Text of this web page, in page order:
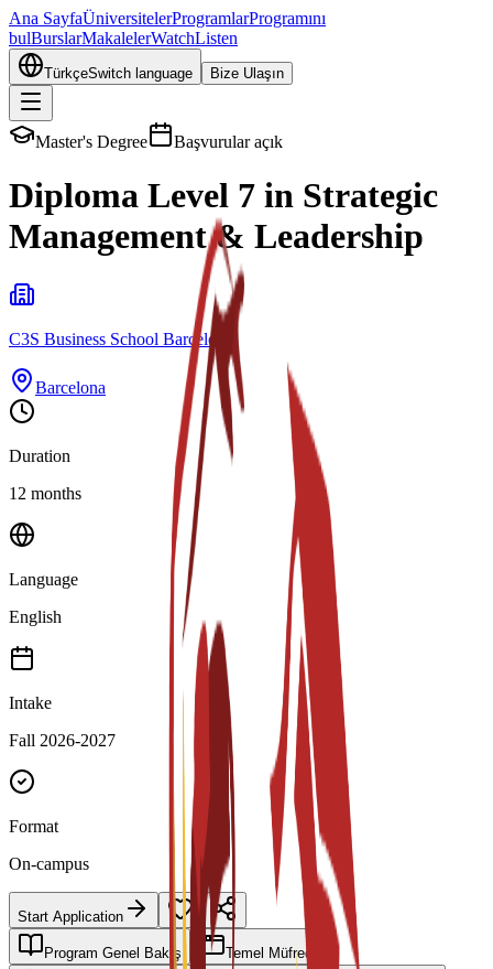
Ana SayfaÜniversitelerProgramlarProgramını
bulBurslarMakalelerWatchListen
TürkçeSwitch language Bize Ulaşın
Master's Degree Başvurular açık
Diploma Level 7 in Strategic
Management & Leadership
C3S Business School Barcelona
Barcelona
Duration
12 months
Language
English
Intake
Fall 2026-2027
Format
On-campus
Start Application
Program Genel Bakış Temel Müfredat